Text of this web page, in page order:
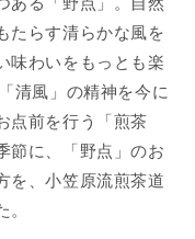
たらす清らかな風を
味わいをもっとも楽
清風」の精神を今に
点前を行う「煎茶
節に、「野点」のお
を、小笠原流煎茶道